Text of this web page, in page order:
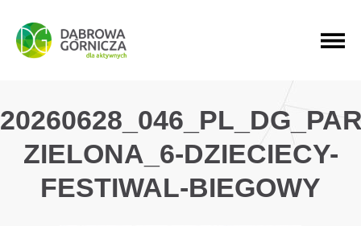
PRZEJDŹ DO MENU GŁÓWNEGO
PRZEJDŹ DO WYSZUKIWARKI
PRZEJDŹ DO TREŚCI
ZIELONA_6-DZIECIECY-
FESTIWAL-BIEGOWY